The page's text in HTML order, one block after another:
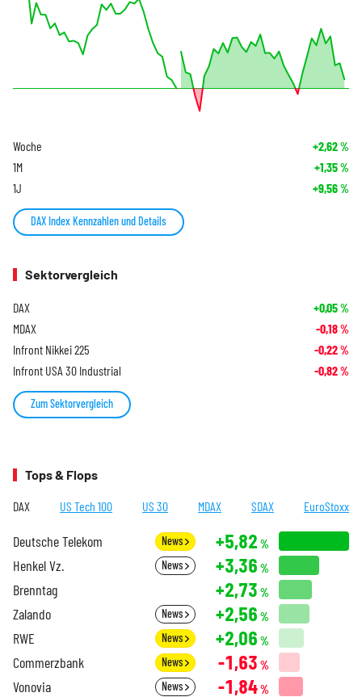
Woche +2,62%
1M +1,35%
1J +9,56%
DAX Index Kennzahlen und Details
Sektorvergleich
DAX +0,05%
MDAX -0,18%
Infront Nikkei 225 -0,22%
Infront USA 30 Industrial -0,82%
Zum Sektorvergleich
Tops & Flops
DAX US Tech 100 US 30 MDAX SDAX EuroStoxx
Deutsche Telekom News +5,82 %
Henkel Vz. News +3,36 %
Brenntag +2,73 %
Zalando News +2,56 %
RWE News +2,06 %
Commerzbank News -1,63 %
Vonovia News -1,84%